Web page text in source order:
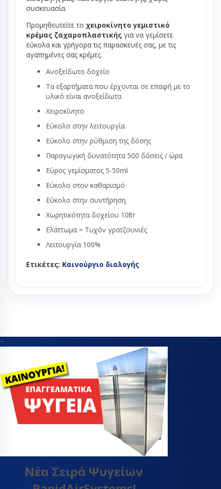
συσκευασία.
Προμηθευτείτε το χειροκίνητο γεμιστικό
κρέμας ζαχαροπλαστικής για να γεμίσετε
εύκολα και γρήγορα τις παρασκευές σας, με τις
αγαπημένες σας κρέμες.
Ανοξείδωτο δοχείο
Τα εξαρτήματα που έρχονται σε επαφή με το
υλικό είναι ανοξείδωτα
Χειροκίνητο
Εύκολο στην λειτουργία
Εύκολο στην ρύθμιση της δόσης
Παραγωγική δυνατότητα 500 δόσεις / ώρα
Εύρος γεμίσματος 5-50ml
Εύκολο στον καθαρισμό
Εύκολο στην συντήρηση
Χωρητικότητα δοχείου 10ltr
Ελάττωμα = Τυχόν γρατζουνιές
Λειτουργία 100%
Ετικέτες: Καινούργιο διαλογής
+
Νέα Σειρά Ψυγείων